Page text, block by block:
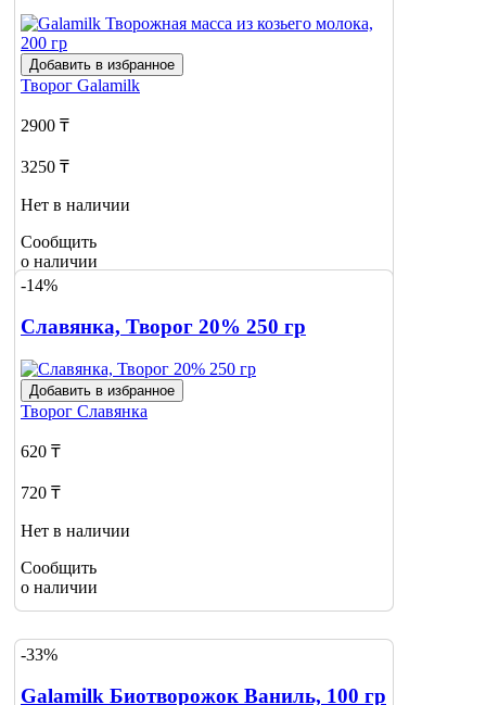
Добавить в избранное
Творог Galamilk
2900 ₸
3250 ₸
Нет в наличии
Сообщить
о наличии
-14%
Славянка, Творог 20% 250 гр
Добавить в избранное
Творог Славянка
620 ₸
720 ₸
Нет в наличии
Сообщить
о наличии
-33%
Galamilk Биотворожок Ваниль, 100 гр